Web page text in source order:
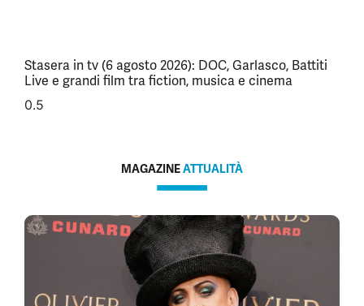
Stasera in tv (6 agosto 2026): DOC, Garlasco, Battiti
Live e grandi film tra fiction, musica e cinema
MAGAZINEATTUALITÀ